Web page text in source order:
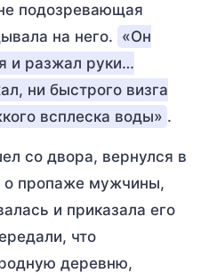
подозревающая
на него. «Он
и разжал руки…
ни быстрого визга
всплеска воды» .
со двора, вернулся в
о пропаже мужчины,
и приказала его
что
деревню,